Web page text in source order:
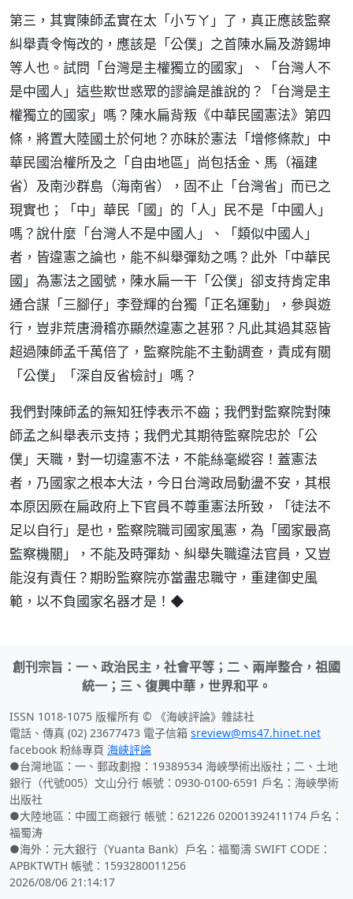
第三，其實陳師孟實在太「小ㄎㄚ」了，真正應該監察
糾舉責令悔改的，應該是「公僕」之首陳水扁及游錫坤
等人也。試問「台灣是主權獨立的國家」、「台灣人不
是中國人」這些欺世惑眾的謬論是誰說的？「台灣是主
權獨立的國家」嗎？陳水扁背叛《中華民國憲法》第四
條，將置大陸國土於何地？亦昧於憲法「增修條款」中
華民國治權所及之「自由地區」尚包括金、馬（福建
省）及南沙群島（海南省），固不止「台灣省」而已之
現實也；「中」華民「國」的「人」民不是「中國人」
嗎？說什麼「台灣人不是中國人」、「類似中國人」
者，皆違憲之論也，能不糾舉彈劾之嗎？此外「中華民
國」為憲法之國號，陳水扁一干「公僕」卻支持肯定串
通合謀「三腳仔」李登輝的台獨「正名運動」，參與遊
行，豈非荒唐滑稽亦顯然違憲之甚邪？凡此其過其惡皆
超過陳師孟千萬倍了，監察院能不主動調查，責成有關
「公僕」「深自反省檢討」嗎？
我們對陳師孟的無知狂悖表示不齒；我們對監察院對陳
師孟之糾舉表示支持；我們尤其期待監察院忠於「公
僕」天職，對一切違憲不法，不能絲毫縱容！蓋憲法
者，乃國家之根本大法，今日台灣政局動盪不安，其根
本原因厥在扁政府上下官員不尊重憲法所致，「徒法不
足以自行」是也，監察院職司國家風憲，為「國家最高
監察機關」，不能及時彈劾、糾舉失職違法官員，又豈
能沒有責任？期盼監察院亦當盡忠職守，重建御史風
範，以不負國家名器才是！◆
創刊宗旨：一、政治民主，社會平等；二、兩岸整合，祖國
統一；三、復興中華，世界和平。
ISSN 1018-1075 版權所有 © 《海峽評論》雜誌社
電話、傳真 (02) 23677473 電子信箱 sreview@ms47.hinet.net
facebook 粉絲專頁 海峽評論
●台灣地區：一、郵政劃撥：19389534 海峽學術出版社；二、土地
銀行（代號005）文山分行 帳號：0930-0100-6591 戶名：海峽學術
出版社
●大陸地區：中國工商銀行 帳號：621226 02001392411174 戶名：
福蜀涛
●海外：元大銀行（Yuanta Bank）戶名：福蜀濤 SWIFT CODE：
APBKTWTH 帳號：1593280011256
2026/08/06 21:14:17